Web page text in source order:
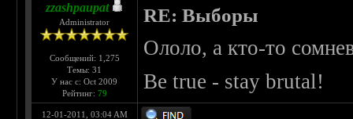
zzashpaupat
Administrator
Сообщений: 1,275
Темы: 31
У нас с: Oct 2009
Рейтинг: 79
RE: Выборы
Ололо, а кто-то
Be true - stay brutal!
12-01-2011, 03:04 AM